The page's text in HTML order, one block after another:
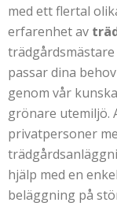
med ett flertal
erfarenhet av
passar dina
genom vår
grönare utemiljö.
privatpersoner
hjälp med en
beläggning på